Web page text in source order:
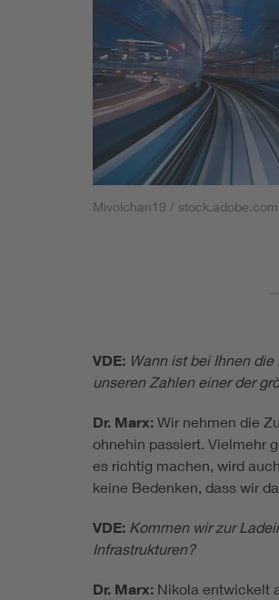
Mivolchan19 / stock.adobe.com
VDE: Wann ist bei Ihnen
unseren Zahlen einer der
Dr. Marx: Wir nehmen die
ohnehin passiert. Vielmehr
es richtig machen, wird
keine Bedenken, dass wir
VDE: Kommen wir zur
Infrastrukturen?
Dr. Marx: Nikola entwickelt